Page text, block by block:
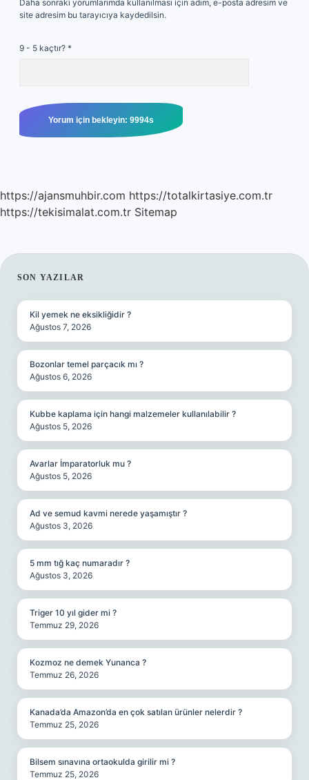
Daha sonraki yorumlarımda kullanılması için adım, e-posta adresim ve
site adresim bu tarayıcıya kaydedilsin.
9 - 5 kaçtır? *
https://ajansmuhbir.com https://totalkirtasiye.com.tr
https://tekisimalat.com.tr Sitemap
SIDEBAR
SON YAZILAR
Kil yemek ne eksikliğidir ?
Ağustos 7, 2026
Bozonlar temel parçacık mı ?
Ağustos 6, 2026
Kubbe kaplama için hangi malzemeler kullanılabilir ?
Ağustos 5, 2026
Avarlar İmparatorluk mu ?
Ağustos 5, 2026
Ad ve semud kavmi nerede yaşamıştır ?
Ağustos 3, 2026
5 mm tığ kaç numaradır ?
Ağustos 3, 2026
Triger 10 yıl gider mi ?
Temmuz 29, 2026
Kozmoz ne demek Yunanca ?
Temmuz 26, 2026
Kanada’da Amazon’da en çok satılan ürünler nelerdir ?
Temmuz 25, 2026
Bilsem sınavına ortaokulda girilir mi ?
Temmuz 25, 2026